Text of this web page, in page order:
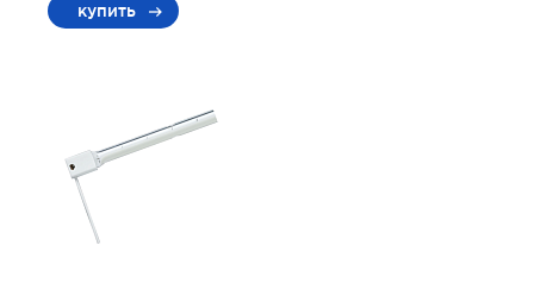
купить